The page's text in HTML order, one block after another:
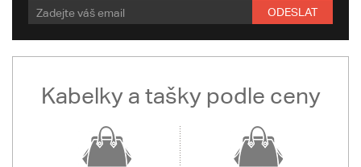
ODESLAT
Kabelky a tašky podle ceny